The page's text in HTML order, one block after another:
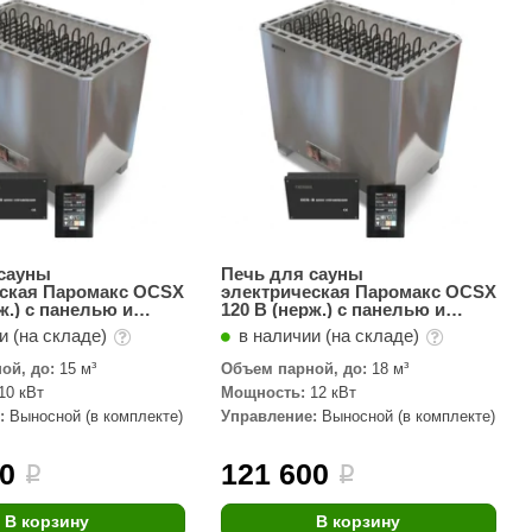
212F
Tylo
Sentiotec
Kvimol
Паромакс OCSX
с панелью и
(на складе)
до: 15 м³
кВт
Выносной (в комплекте)
i
В корзину
Печь для сауны
электрическая Паромакс OCSX
120 B (нерж.) с панелью и
блоком управления
в наличии (на складе)
Объем парной, до: 18 м³
Мощность: 12 кВт
Управление: Выносной (в комплекте)
121 600 i
В корзину